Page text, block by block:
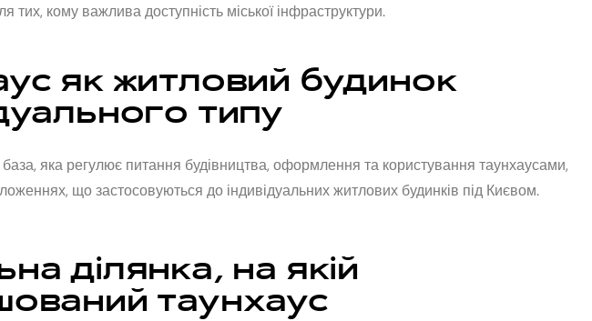
тих, кому важлива доступність міської інфраструктури.
як житловий будинок
типу
яка регулює питання будівництва, оформлення та користування таунхаусами,
що застосовуються до індивідуальних житлових будинків під Києвом.
ділянка, на якій
таунхаус